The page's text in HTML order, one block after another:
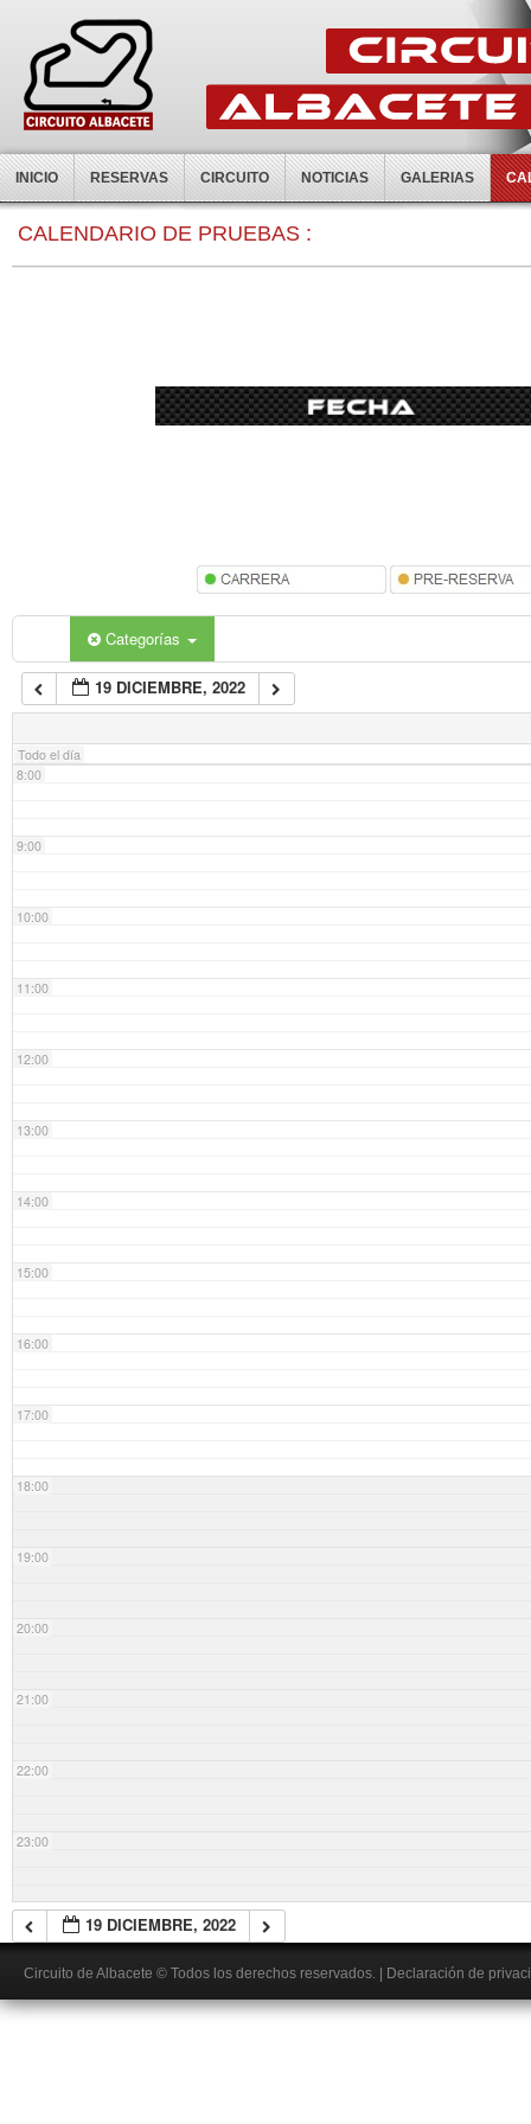
INICIO RESERVAS CIRCUITO NOTICIAS GALERIAS
CALENDARIO DE PRUEBAS :
Categorías
19 DICIEMBRE, 2022
Todo el día
0:00
7:00
8:00
9:00
10:00
11:00
12:00
13:00
14:00
15:00
16:00
17:00
18:00
19:00
20:00
21:00
22:00
23:00
19 DICIEMBRE, 2022
Circuito de Albacete © Todos los derechos reservados. Declaración de